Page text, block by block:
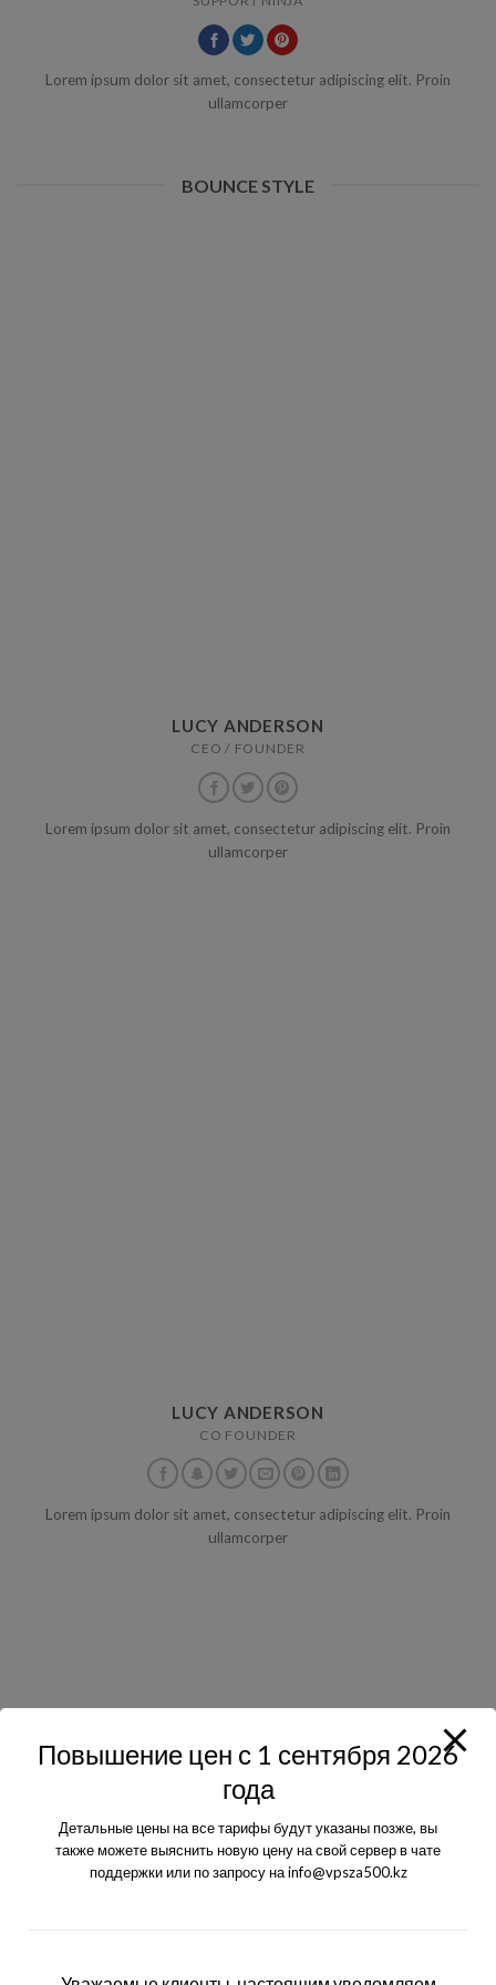
Lorem ipsum dolor sit amet, consectetur adipiscing elit. Proin
ullamcorper
BOUNCE STYLE
LUCY ANDERSON
CEO / FOUNDER
Lorem ipsum dolor sit amet, consectetur adipiscing elit. Proin
ullamcorper
LUCY ANDERSON
CO FOUNDER
Lorem ipsum dolor sit amet, consectetur adipiscing elit. Proin
ullamcorper
Повышение цен с 1 сентября 2026
года
Детальные цены на все тарифы будут указаны позже, вы
также можете выяснить новую цену на свой сервер в чате
поддержки или по запросу на info@vpsza500.kz